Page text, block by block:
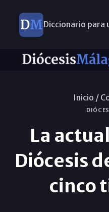
Diccionario para
Nuevos
Inicio /
La
Diócesis
cinco